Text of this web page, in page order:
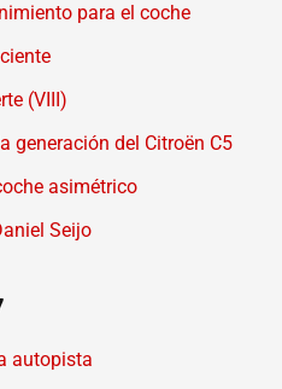
para el coche
(VIII)
generación del Citroën C5
asimétrico
Seijo
autopista